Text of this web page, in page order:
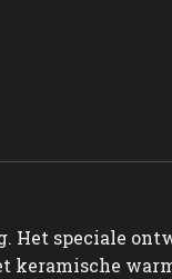
Het speciale
keramische